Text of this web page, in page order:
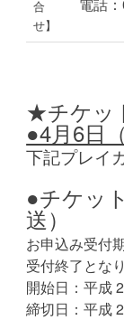
合
せ】
★チケッ
●4月6日
下記プレイ
●チケッ
送）
お申込み受付
受付終了とな
開始日：平成
締切日：平成